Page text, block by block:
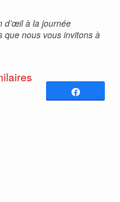
d’œil à la journée
que nous vous invitons à